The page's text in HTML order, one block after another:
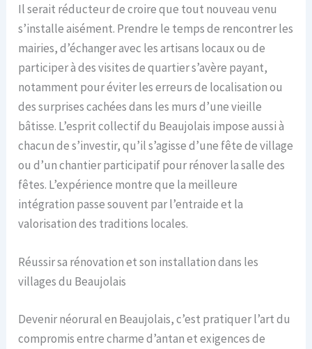
Il serait réducteur de croire que tout nouveau venu
s’installe aisément. Prendre le temps de rencontrer les
mairies, d’échanger avec les artisans locaux ou de
participer à des visites de quartier s’avère payant,
notamment pour éviter les erreurs de localisation ou
des surprises cachées dans les murs d’une vieille
bâtisse. L’esprit collectif du Beaujolais impose aussi à
chacun de s’investir, qu’il s’agisse d’une fête de village
ou d’un chantier participatif pour rénover la salle des
fêtes. L’expérience montre que la meilleure
intégration passe souvent par l’entraide et la
valorisation des traditions locales.
Réussir sa rénovation et son installation dans les
villages du Beaujolais
Devenir néorural en Beaujolais, c’est pratiquer l’art du
compromis entre charme d’antan et exigences de